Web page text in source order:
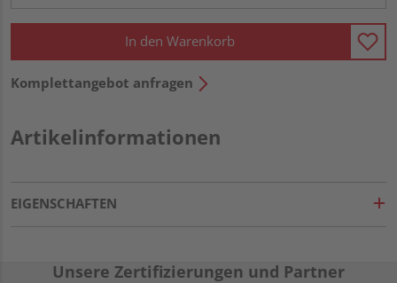
In den Warenkorb
Komplettangebot anfragen
Artikelinformationen
EIGENSCHAFTEN
Unsere Zertifizierungen und Partner